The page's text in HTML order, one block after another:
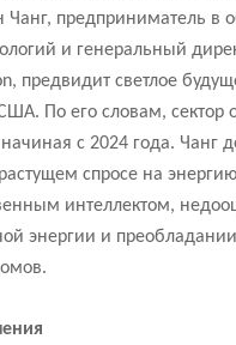
предприниматель в
и генеральный
предвидит светлое
По его словам, сектор
с 2024 года. Чанг
спросе на
интеллектом,
энергии и